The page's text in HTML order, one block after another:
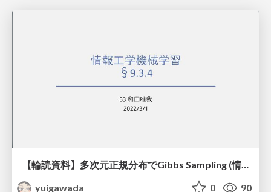
【輪読資料】多次元正規分布でGibbs Sampling (情報工学機械学習9.3.4)
yuigawada
0 90